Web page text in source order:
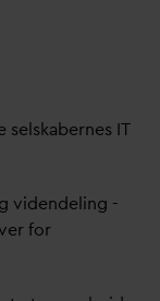
IT
videndeling -
for